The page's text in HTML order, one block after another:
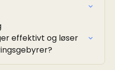
effektivt og løser